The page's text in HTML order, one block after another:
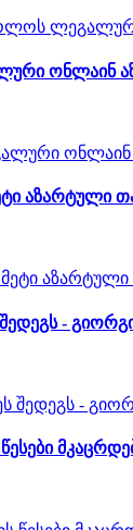
ონლაინ
აზარტული
-